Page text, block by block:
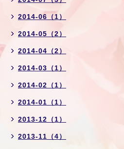
2014-06（1）
2014-05（2）
2014-04（2）
2014-03（1）
2014-02（1）
2014-01（1）
2013-12（1）
2013-11（4）